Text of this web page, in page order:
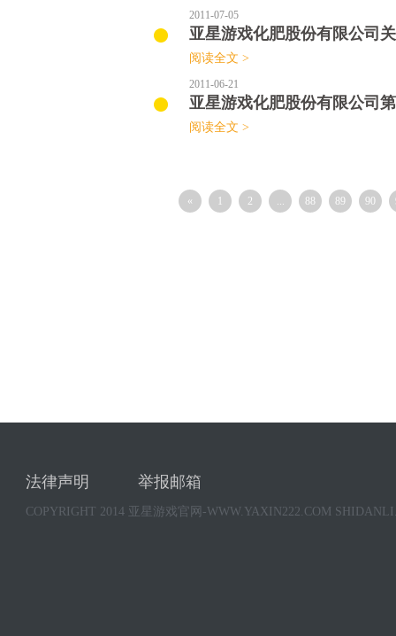
2011-07-05
亚星游戏化肥股份有限公司
阅读全文 >
2011-06-21
亚星游戏化肥股份有限公司
阅读全文 >
« 1 2 ... 88 89 90
法律声明 举报邮箱
COPYRIGHT 2014 亚星游戏官网-WWW.YAXIN222.COM